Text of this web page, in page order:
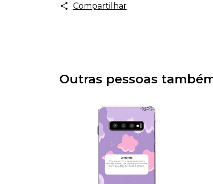
Compartilhar
Outras pessoas